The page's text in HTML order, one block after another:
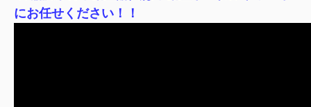
にお任せください！！